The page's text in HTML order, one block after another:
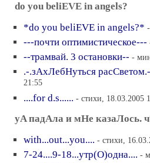
do you beliEVE in angels?
*do you beliEVE in angels?*
---почти оптимистическое---
--трамвай. 3 остановки-- -
.-.зАхЛебНуться
21:55
....for d.s...... - стихи, 18.03.2005
yA падАла и мНе казаЛось.
with...out...you.... - стихи,
7-24....9-18...утр(О)одна.... -